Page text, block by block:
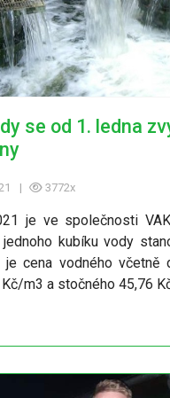
se od 1. ledna
3772x
je ve společnosti
kubíku vody
je cena vodného včetně
Kč/m3 a stočného 45,76